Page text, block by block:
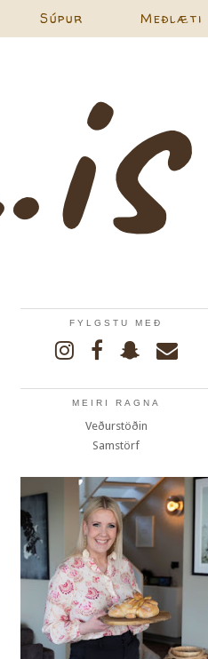
Súpur Meðlæti
FYLGSTU MEÐ
MEIRI RAGNA
Veðurstöðin
Samstörf